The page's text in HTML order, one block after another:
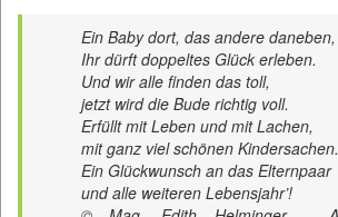
Ein Baby dort, das andere daneben,
Ihr dürft doppeltes Glück erleben.
Und wir alle finden das toll,
jetzt wird die Bude richtig voll.
Erfüllt mit Leben und mit Lachen,
mit ganz viel schönen Kindersachen.
Ein Glückwunsch an das Elternpaar
und alle weiteren Lebensjahr’!